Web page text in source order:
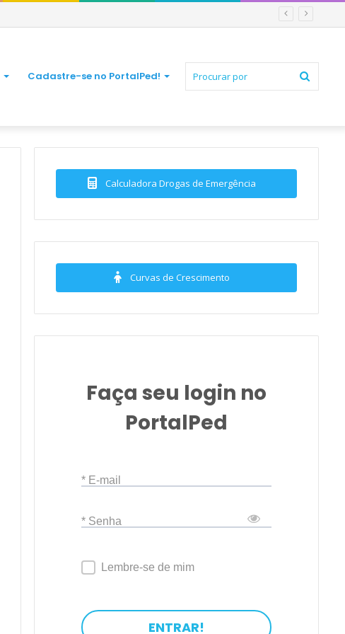
Cadastre-se no PortalPed!
Calculadora Drogas de Emergência
Curvas de Crescimento
Faça seu login no
PortalPed
* E-mail
* Senha
Lembre-se de mim
ENTRAR!